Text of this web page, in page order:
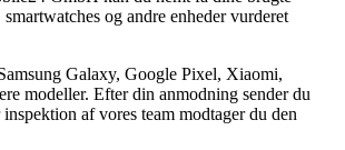
smartwatches og andre enheder vurderet
Galaxy, Google Pixel, Xiaomi,
modeller. Efter din anmodning sender du
af vores team modtager du den